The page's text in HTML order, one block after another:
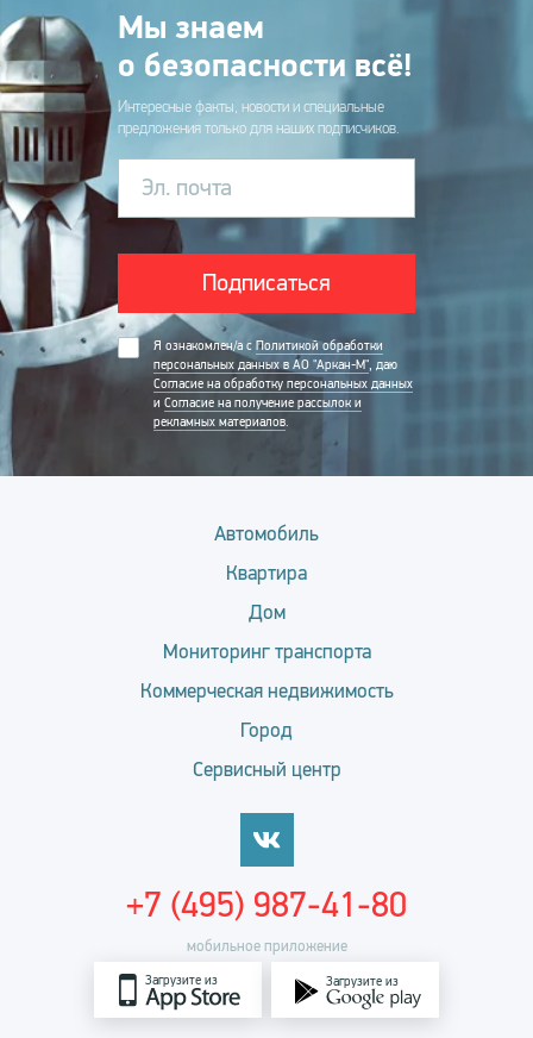
Мы знаем
о безопасности всё!
Интересные факты, новости и специальные
предложения только для наших подписчиков.
Эл. почта
Подписаться
Я ознакомлен/а с Политикой обработки
персональных данных в АО "Аркан-М", даю
Согласие на обработку персональных данных
и Согласие на получение рассылок и
рекламных материалов.
Автомобиль
Квартира
Дом
Мониторинг транспорта
Коммерческая недвижимость
Город
Сервисный центр
мобильное приложение
Загрузите из Загрузите из
+7 (495) 987-41-80